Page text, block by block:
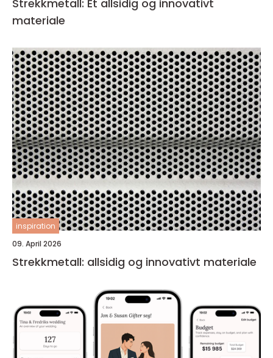
Strekkmetall: Et allsidig og innovativt
materiale
inspiration
09. April 2026
Strekkmetall: allsidig og innovativt materiale